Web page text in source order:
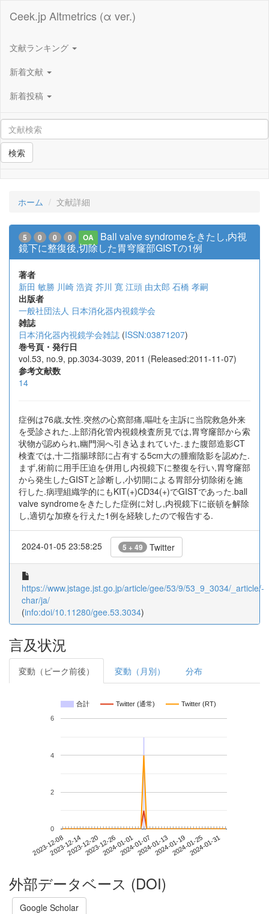
Ceek.jp Altmetrics (α ver.)
文献ランキング
新着文献
新着投稿
検索
ホーム 文献詳細
5 0 0 0 OA
Ball valve syndromeをきたし,内視
鏡下に整復後,切除した胃穹窿部GISTの1例
著者
新田 敏勝 川崎 浩資 芥川 寛 江頭 由太郎 石橋 孝嗣
出版者
一般社団法人 日本消化器内視鏡学会
雑誌
日本消化器内視鏡学会雑誌 (ISSN:03871207)
巻号頁・発行日
vol.53, no.9, pp.3034-3039, 2011 (Released:2011-11-07)
参考文献数
14
症例は76歳,女性.突然の心窩部痛,嘔吐を主訴に当院救急外来
を受診された.上部消化管内視鏡検査所見では,胃穹窿部から索
状物が認められ,幽門洞へ引き込まれていた.また腹部造影CT
検査では,十二指腸球部に占有する5cm大の腫瘤陰影を認めた.
まず,術前に用手圧迫を併用し内視鏡下に整復を行い,胃穹窿部
から発生したGISTと診断し,小切開による胃部分切除術を施
行した.病理組織学的にもKIT(+)CD34(+)でGISTであった.ball
valve syndromeをきたした症例に対し,内視鏡下に嵌頓を解除
し,適切な加療を行えた1例を経験したので報告する.
2024-01-05 23:58:25 5 + 49 Twitter
https://www.jstage.jst.go.jp/article/gee/53/9/53_9_3034/_article/-
char/ja/
(info:doi/10.11280/gee.53.3034)
言及状況
変動（ピーク前後） 変動（月別） 分布
合計 Twitter (通常) Twitter (RT)
2023-12-082023-12-142023-12-202023-12-262024-01-012024-01-072024-01-132024-01-192024-01-252024-01-31
0
2
4
6
外部データベース (DOI)
Google Scholar